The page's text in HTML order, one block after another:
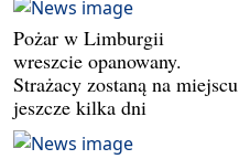
Pożar w Limburgii
wreszcie opanowany.
Strażacy zostaną na miejscu
jeszcze kilka dni